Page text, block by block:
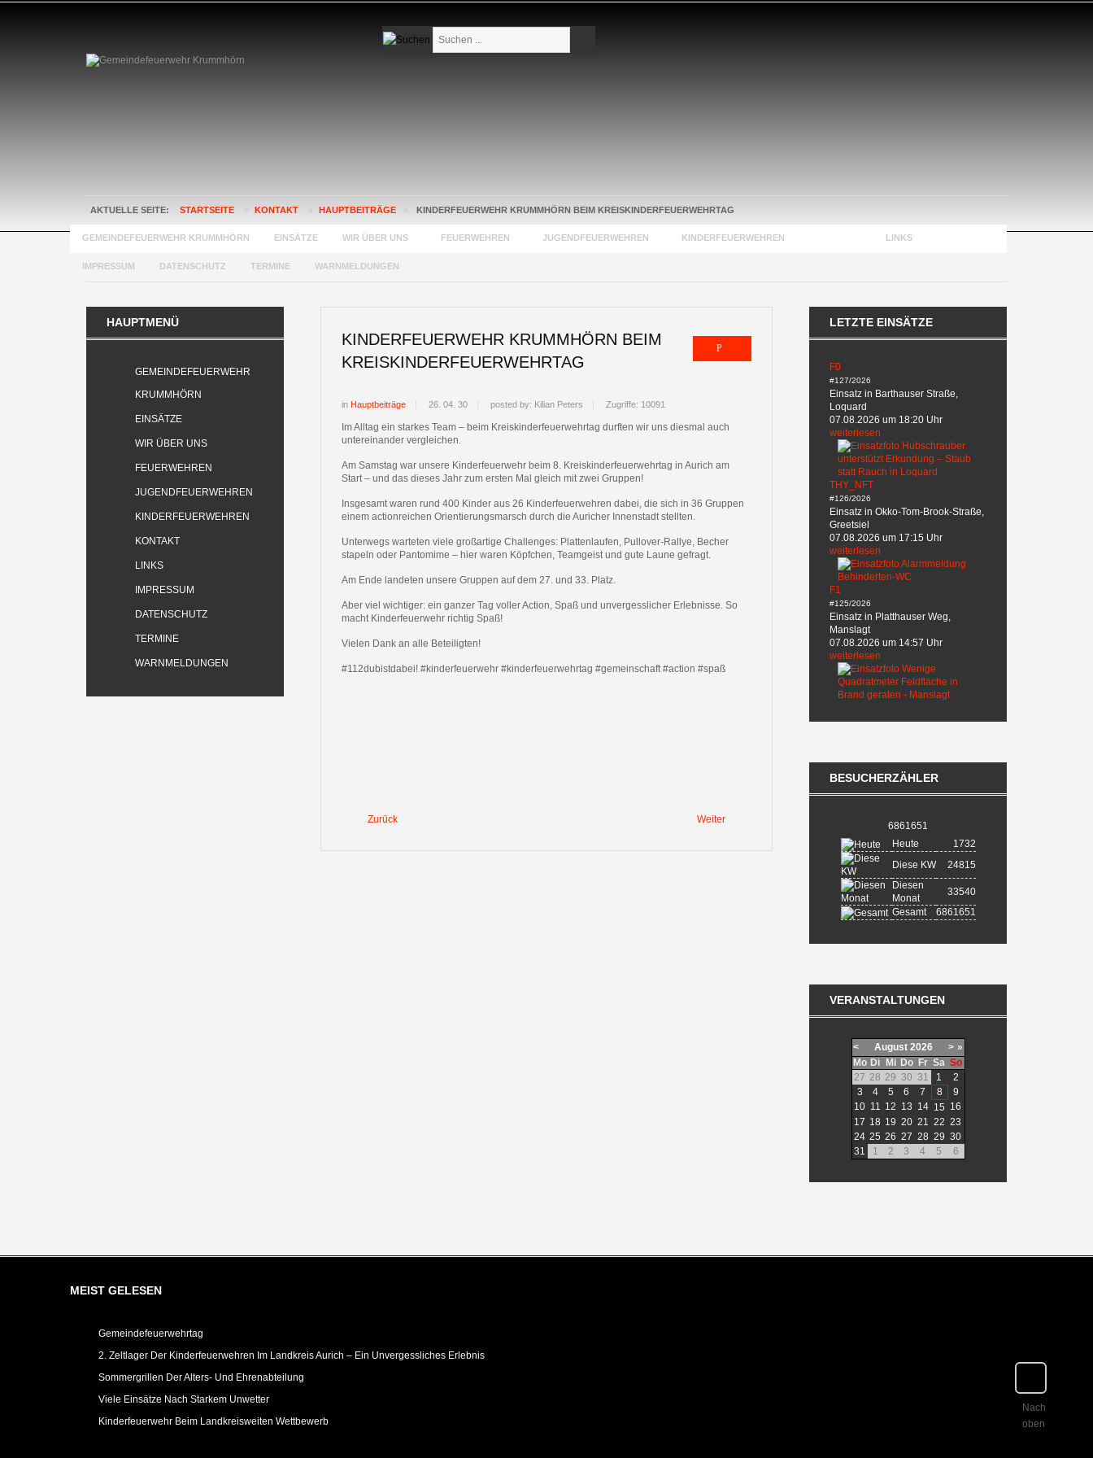
Suchen
...
AKTUELLE SEITE: STARTSEITE KONTAKT HAUPTBEITRÄGE KINDERFEUERWEHR KRUMMHÖRN BEIM KREISKINDERFEUERWEHRTAG
GEMEINDEFEUERWEHR KRUMMHÖRN EINSÄTZE WIR ÜBER UNS FEUERWEHREN JUGENDFEUERWEHREN KINDERFEUERWEHREN LINKS
IMPRESSUM DATENSCHUTZ TERMINE WARNMELDUNGEN
HAUPTMENÜ
GEMEINDEFEUERWEHR
KRUMMHÖRN
EINSÄTZE
WIR ÜBER UNS
FEUERWEHREN
JUGENDFEUERWEHREN
KINDERFEUERWEHREN
KONTAKT
LINKS
IMPRESSUM
DATENSCHUTZ
TERMINE
WARNMELDUNGEN
KINDERFEUERWEHR KRUMMHÖRN BEIM
KREISKINDERFEUERWEHRTAG
in Hauptbeiträge 26. 04. 30 posted by: Kilian Peters Zugriffe: 10091
Im Alltag ein starkes Team – beim Kreiskinderfeuerwehrtag durften wir uns diesmal auch
untereinander vergleichen.
Am Samstag war unsere Kinderfeuerwehr beim 8. Kreiskinderfeuerwehrtag in Aurich am
Start – und das dieses Jahr zum ersten Mal gleich mit zwei Gruppen!
Insgesamt waren rund 400 Kinder aus 26 Kinderfeuerwehren dabei, die sich in 36 Gruppen
einem actionreichen Orientierungsmarsch durch die Auricher Innenstadt stellten.
Unterwegs warteten viele großartige Challenges: Plattenlaufen, Pullover-Rallye, Becher
stapeln oder Pantomime – hier waren Köpfchen, Teamgeist und gute Laune gefragt.
Am Ende landeten unsere Gruppen auf dem 27. und 33. Platz.
Aber viel wichtiger: ein ganzer Tag voller Action, Spaß und unvergesslicher Erlebnisse. So
macht Kinderfeuerwehr richtig Spaß!
Vielen Dank an alle Beteiligten!
#112dubistdabei! #kinderfeuerwehr #kinderfeuerwehrtag #gemeinschaft #action #spaß
Zurück Weiter
LETZTE EINSÄTZE
F0
#127/2026
Einsatz in Barthauser Straße,
Loquard
07.08.2026 um 18:20 Uhr
weiterlesen
THY_NFT
#126/2026
Einsatz in Okko-Tom-Brook-Straße,
Greetsiel
07.08.2026 um 17:15 Uhr
weiterlesen
F1
#125/2026
Einsatz in Platthauser Weg,
Manslagt
07.08.2026 um 14:57 Uhr
weiterlesen
BESUCHERZÄHLER
6861651
Heute
1732
Diese KW
24815
Diesen
Monat
33540
Gesamt
6861651
VERANSTALTUNGEN
< August 2026 > »
Mo Di Mi Do Fr Sa So
27 28 29 30 31 1
2
3
4 5 6 7 8
9
10 11 12 13 14 15 16
17 18 19 20 21 22 23
24 25 26 27 28 29 30
31
1 2 3 4 5 6
MEIST GELESEN
Gemeindefeuerwehrtag
2. Zeltlager Der Kinderfeuerwehren Im Landkreis Aurich – Ein Unvergessliches Erlebnis
Sommergrillen Der Alters- Und Ehrenabteilung
Viele Einsätze Nach Starkem Unwetter
Kinderfeuerwehr Beim Landkreisweiten Wettbewerb
Nach
oben